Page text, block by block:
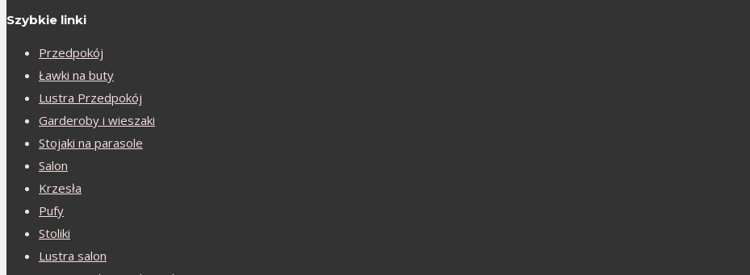
Szybkie linki
Przedpokój
Ławki na buty
Lustra Przedpokój
Garderoby i wieszaki
Stojaki na parasole
Salon
Krzesła
Pufy
Stoliki
Lustra salon